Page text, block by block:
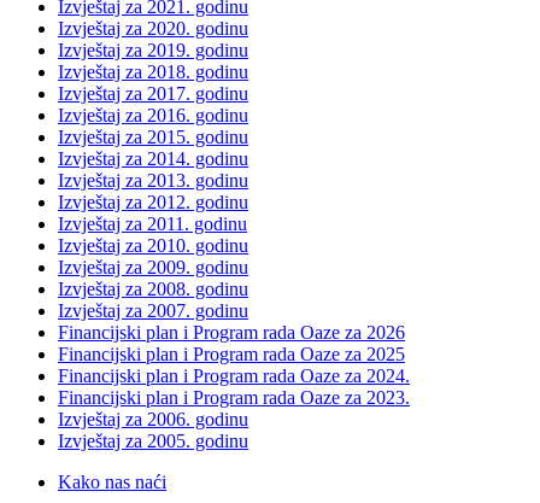
Izvještaj za 2021. godinu
Izvještaj za 2020. godinu
Izvještaj za 2019. godinu
Izvještaj za 2018. godinu
Izvještaj za 2017. godinu
Izvještaj za 2016. godinu
Izvještaj za 2015. godinu
Izvještaj za 2014. godinu
Izvještaj za 2013. godinu
Izvještaj za 2012. godinu
Izvještaj za 2011. godinu
Izvještaj za 2010. godinu
Izvještaj za 2009. godinu
Izvještaj za 2008. godinu
Izvještaj za 2007. godinu
Financijski plan i Program rada Oaze za 2026
Financijski plan i Program rada Oaze za 2025
Financijski plan i Program rada Oaze za 2024.
Financijski plan i Program rada Oaze za 2023.
Izvještaj za 2006. godinu
Izvještaj za 2005. godinu
Kako nas naći